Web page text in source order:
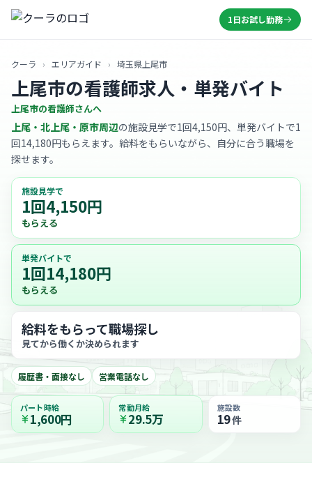
1日お試し勤務
クーラ › エリアガイド › 埼玉県上尾市
上尾市の看護師求人・単発バイト
上尾市の看護師さんへ
上尾・北上尾・原市周辺の施設見学で1回4,150円、単発バイトで1
回14,180円もらえます。給料をもらいながら、自分に合う職場を
探せます。
施設見学で
1回4,150円
もらえる
単発バイトで
1回14,180円
もらえる
給料をもらって職場探し
見てから働くか決められます
履歴書・面接なし 営業電話なし
パート時給
1,600円
常勤月給
29.5万
施設数
19件